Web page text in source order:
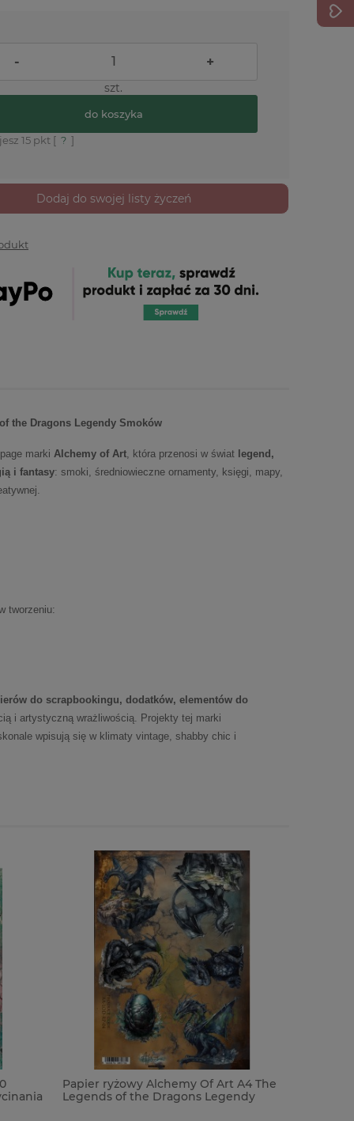
- +
szt.
do koszyka
15 pkt [ ? ]
Dodaj do swojej listy życzeń
the Dragons Legendy Smoków
marki Alchemy of Art, która przenosi w świat legend,
i fantasy: smoki, średniowieczne ornamenty, księgi, mapy,
tworzeniu:
do scrapbookingu, dodatków, elementów do
i artystyczną wrażliwością. Projekty tej marki
wpisują się w klimaty vintage, shabby chic i
Papier ryżowy Alchemy Of Art A4 The
Legends of the Dragons Legendy